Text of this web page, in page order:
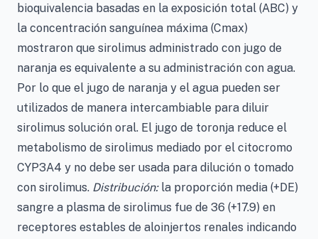
bioquivalencia basadas en la exposición total (ABC) y
la concentración sanguínea máxima (Cmax)
mostraron que sirolimus administrado con jugo de
naranja es equivalente a su administración con agua.
Por lo que el jugo de naranja y el agua pueden ser
utilizados de manera intercambiable para diluir
sirolimus solución oral. El jugo de toronja reduce el
metabolismo de sirolimus mediado por el citocromo
CYP3A4 y no debe ser usada para dilución o tomado
con sirolimus. Distribución:la proporción media (+DE)
sangre a plasma de sirolimus fue de 36 (+17.9) en
receptores estables de aloinjertos renales indicando